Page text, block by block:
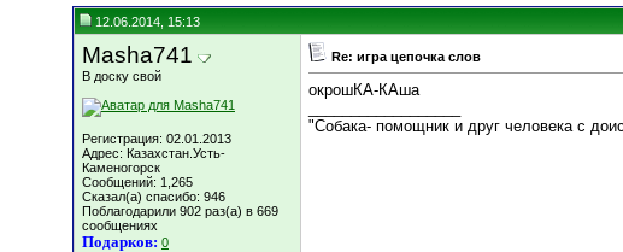
12.06.2014, 15:13
Masha741
В доску свой
Регистрация: 02.01.2013
Адрес: Казахстан.Усть-
Каменогорск
Сообщений: 1,265
Сказал(а) спасибо: 946
Поблагодарили 902 раз(а) в 669
сообщениях
Подарков: 0
Re: игра цепочка слов
окрошКА-КАша
"Собака- помощник и друг человека с